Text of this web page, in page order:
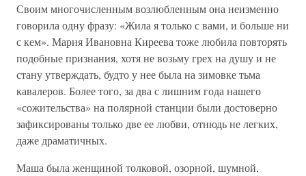
Своим многочисленным возлюбленным она неизменно
говорила одну фразу: «Жила я только с вами, и больше ни
с кем». Мария Ивановна Киреева тоже любила повторять
подобные признания, хотя не возьму грех на душу и не
стану утверждать, будто у нее была на зимовке тьма
кавалеров. Более того, за два с лишним года нашего
«сожительства» на полярной станции были достоверно
зафиксированы только две ее любви, отнюдь не легких,
даже драматичных.
Маша была женщиной толковой, озорной, шумной,